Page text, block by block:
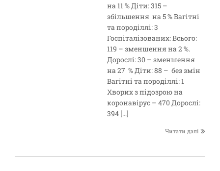
на 11 % Діти: 315 –
збільшення на 5 % Вагітні
та породіллі: 3
Госпіталізованих: Всього:
119 – зменшення на 2 %.
Дорослі: 30 – зменшення
на 27 % Діти: 88 – без змін
Вагітні та породіллі: 1
Хворих з підозрою на
коронавірус – 470 Дорослі:
394 […]
Читати далі